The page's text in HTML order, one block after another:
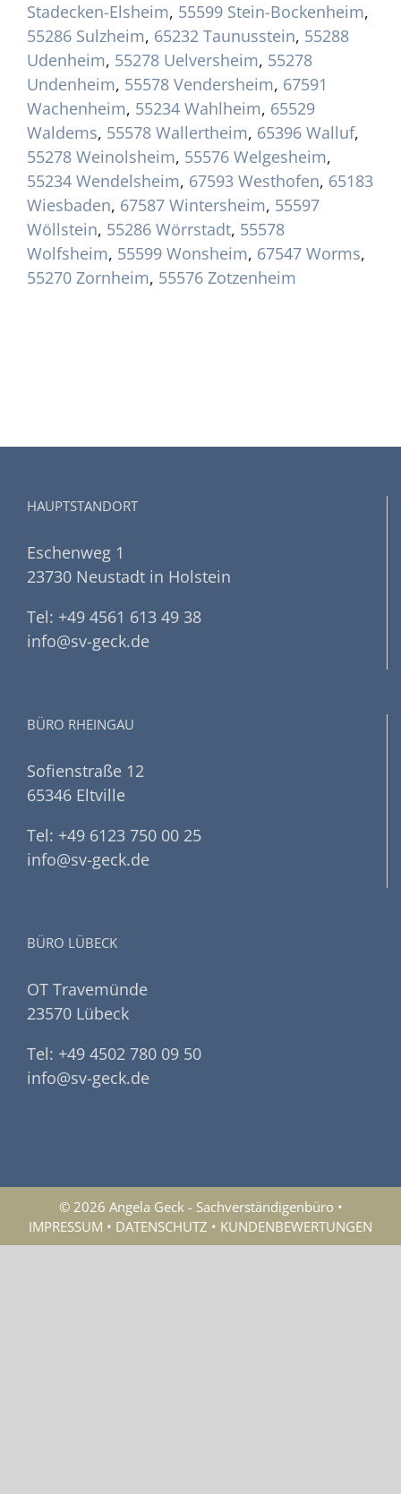
Stadecken-Elsheim, 55599 Stein-Bockenheim,
55286 Sulzheim, 65232 Taunusstein, 55288
Udenheim, 55278 Uelversheim, 55278
Undenheim, 55578 Vendersheim, 67591
Wachenheim, 55234 Wahlheim, 65529
Waldems, 55578 Wallertheim, 65396 Walluf,
55278 Weinolsheim, 55576 Welgesheim,
55234 Wendelsheim, 67593 Westhofen, 65183
Wiesbaden, 67587 Wintersheim, 55597
Wöllstein, 55286 Wörrstadt, 55578
Wolfsheim, 55599 Wonsheim, 67547 Worms,
55270 Zornheim, 55576 Zotzenheim
HAUPTSTANDORT
Eschenweg 1
23730 Neustadt in Holstein
Tel: +49 4561 613 49 38
info@sv-geck.de
BÜRO RHEINGAU
Sofienstraße 12
65346 Eltville
Tel: +49 6123 750 00 25
info@sv-geck.de
BÜRO LÜBECK
OT Travemünde
23570 Lübeck
Tel: +49 4502 780 09 50
info@sv-geck.de
© 2026 Angela Geck - Sachverständigenbüro •
IMPRESSUM • DATENSCHUTZ • KUNDENBEWERTUNGEN